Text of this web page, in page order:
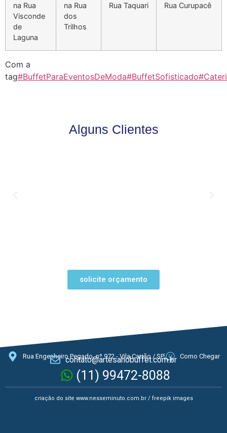
na Rua
Visconde
de
Laguna
na Rua
dos
Trilhos
Rua Taquari
Rua Curupacê
Com a
tag#BuffetParaEventosDeModa#BuffetSofisticado
Alguns Clientes
solicite orçamento
Rua Engenheiro Pegado, nº 972 - Vila Carrão / SP Como Chegar
contato@artesanobuffet.com.br
(11) 99472-8088
criação do site www.nesseminuto.com.br/ freepik images